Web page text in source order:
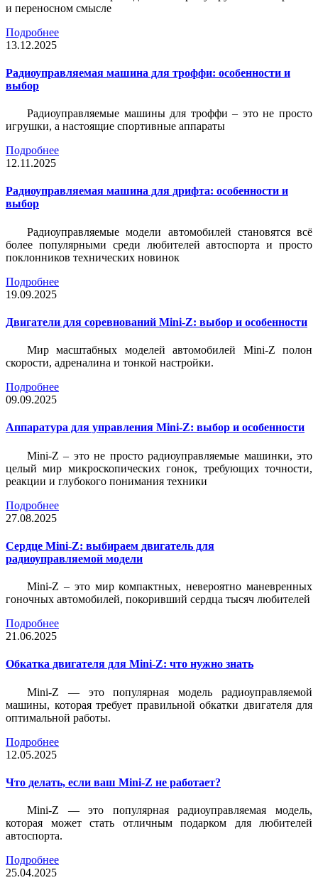
и переносном смысле
Подробнее
13.12.2025
Радиоуправляемая машина для троффи: особенности и
выбор
Радиоуправляемые машины для троффи – это не просто
игрушки, а настоящие спортивные аппараты
Подробнее
12.11.2025
Радиоуправляемая машина для дрифта: особенности и
выбор
Радиоуправляемые модели автомобилей становятся всё
более популярными среди любителей автоспорта и просто
поклонников технических новинок
Подробнее
19.09.2025
Двигатели для соревнований Mini-Z: выбор и особенности
Мир масштабных моделей автомобилей Mini-Z полон
скорости, адреналина и тонкой настройки.
Подробнее
09.09.2025
Аппаратура для управления Mini-Z: выбор и особенности
Mini-Z – это не просто радиоуправляемые машинки, это
целый мир микроскопических гонок, требующих точности,
реакции и глубокого понимания техники
Подробнее
27.08.2025
Сердце Mini-Z: выбираем двигатель для
радиоуправляемой модели
Mini-Z – это мир компактных, невероятно маневренных
гоночных автомобилей, покоривший сердца тысяч любителей
Подробнее
21.06.2025
Обкатка двигателя для Mini-Z: что нужно знать
Mini-Z — это популярная модель радиоуправляемой
машины, которая требует правильной обкатки двигателя для
оптимальной работы.
Подробнее
12.05.2025
Что делать, если ваш Mini-Z не работает?
Mini-Z — это популярная радиоуправляемая модель,
которая может стать отличным подарком для любителей
автоспорта.
Подробнее
25.04.2025